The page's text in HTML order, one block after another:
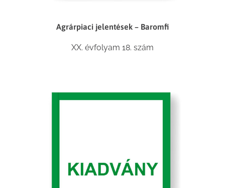
Agrárpiaci jelentések – Baromfi
XX. évfolyam 18. szám